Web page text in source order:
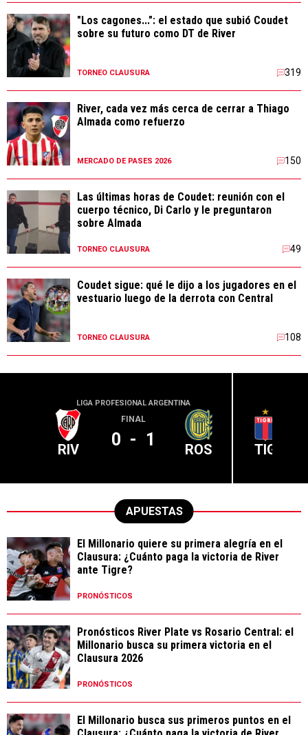
"Los cagones...": el estado que subió Coudet
sobre su futuro como DT de River
TORNEO CLAUSURA 319
River, cada vez más cerca de cerrar a Thiago
Almada como refuerzo
MERCADO DE PASES 2026 150
Las últimas horas de Coudet: reunión con el
cuerpo técnico, Di Carlo y le preguntaron
sobre Almada
TORNEO CLAUSURA 49
Coudet sigue: qué le dijo a los jugadores en el
vestuario luego de la derrota con Central
TORNEO CLAUSURA 108
LIGA PROFESIONAL ARGENTINA
RIV
FINAL
0 - 1 ROS TIG
APUESTAS
El Millonario quiere su primera alegría en el
Clausura: ¿Cuánto paga la victoria de River
ante Tigre?
PRONÓSTICOS
Pronósticos River Plate vs Rosario Central: el
Millonario busca su primera victoria en el
Clausura 2026
PRONÓSTICOS
El Millonario busca sus primeros puntos en el